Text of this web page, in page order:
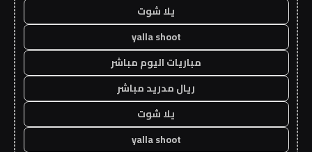
يلا شوت
yalla shoot
مباريات اليوم مباشر
ريال مدريد مباشر
يلا شوت
yalla shoot